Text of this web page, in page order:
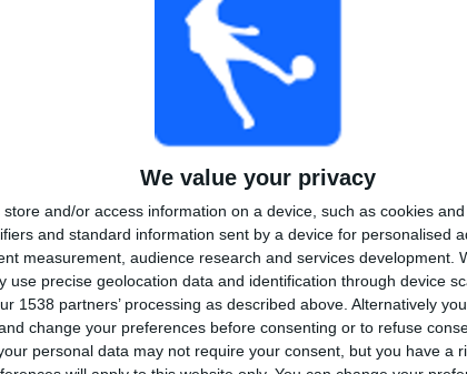
We value your privacy
store and/or access information on a device, such as cookies
and standard information sent by a device for personalised
measurement, audience research and services development.
use precise geolocation data and identification through device
1538 partners’ processing as described above. Alternatively
change your preferences before consenting or to refuse
personal data may not require your consent, but you have a
OHNE GRATIS-
1
AUFEINANDERFOLGENDE
PAY-TV-SPIELE
2
VS FC Porto
Academy
2
BEWERBE
RANKING NACH BEWERBEN
UEFA Youth League
10 (66,67%)